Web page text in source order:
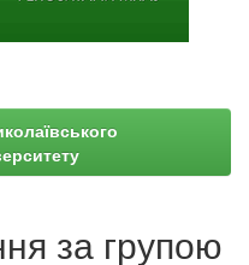
за групою